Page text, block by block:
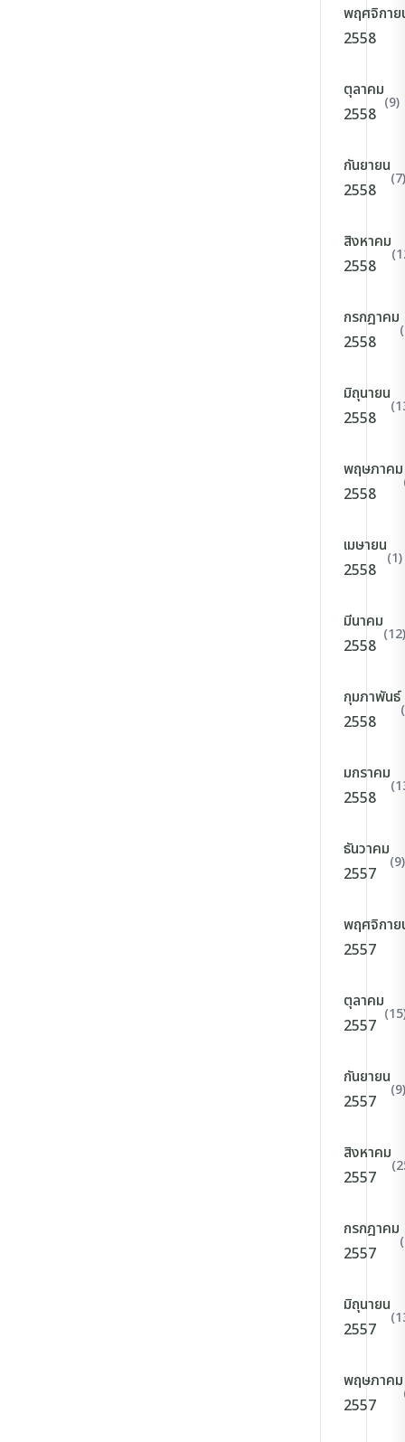
พฤศจิกาย
2558
ตุลาคม
2558
(9)
กันยายน
2558
(7)
สิงหาคม
2558
กรกฎาคม
2558
มิถุนายน
2558
พฤษภาคม
2558
เมษายน
2558
(1)
มีนาคม
2558
(12)
กุมภาพันธ์
2558
มกราคม
2558
ธันวาคม
2557
(9)
พฤศจิกาย
2557
ตุลาคม
2557
กันยายน
2557
(9)
สิงหาคม
2557
กรกฎาคม
2557
มิถุนายน
2557
พฤษภาคม
2557